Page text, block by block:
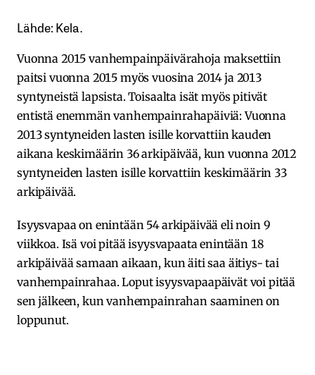
Lähde: Kela.
Vuonna 2015 vanhempainpäivärahoja maksettiin
paitsi vuonna 2015 myös vuosina 2014 ja 2013
syntyneistä lapsista. Toisaalta isät myös pitivät
entistä enemmän vanhempainrahapäiviä: Vuonna
2013 syntyneiden lasten isille korvattiin kauden
aikana keskimäärin 36 arkipäivää, kun vuonna 2012
syntyneiden lasten isille korvattiin keskimäärin 33
arkipäivää.
Isyysvapaa on enintään 54 arkipäivää eli noin 9
viikkoa. Isä voi pitää isyysvapaata enintään 18
arkipäivää samaan aikaan, kun äiti saa äitiys- tai
vanhempainrahaa. Loput isyysvapaapäivät voi pitää
sen jälkeen, kun vanhempainrahan saaminen on
loppunut.